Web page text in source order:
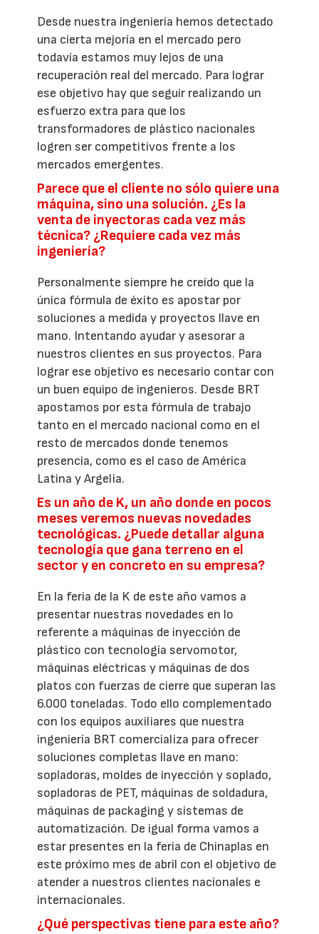
Desde nuestra ingeniería hemos detectado
una cierta mejoría en el mercado pero
todavía estamos muy lejos de una
recuperación real del mercado. Para lograr
ese objetivo hay que seguir realizando un
esfuerzo extra para que los
transformadores de plástico nacionales
logren ser competitivos frente a los
mercados emergentes.
Parece que el cliente no sólo quiere una
máquina, sino una solución. ¿Es la
venta de inyectoras cada vez más
técnica? ¿Requiere cada vez más
ingeniería?
Personalmente siempre he creído que la
única fórmula de éxito es apostar por
soluciones a medida y proyectos llave en
mano. Intentando ayudar y asesorar a
nuestros clientes en sus proyectos. Para
lograr ese objetivo es necesario contar con
un buen equipo de ingenieros. Desde BRT
apostamos por esta fórmula de trabajo
tanto en el mercado nacional como en el
resto de mercados donde tenemos
presencia, como es el caso de América
Latina y Argelia.
Es un año de K, un año donde en pocos
meses veremos nuevas novedades
tecnológicas. ¿Puede detallar alguna
tecnología que gana terreno en el
sector y en concreto en su empresa?
En la feria de la K de este año vamos a
presentar nuestras novedades en lo
referente a máquinas de inyección de
plástico con tecnología servomotor,
máquinas eléctricas y máquinas de dos
platos con fuerzas de cierre que superan las
6.000 toneladas. Todo ello complementado
con los equipos auxiliares que nuestra
ingeniería BRT comercializa para ofrecer
soluciones completas llave en mano:
sopladoras, moldes de inyección y soplado,
sopladoras de PET, máquinas de soldadura,
máquinas de packaging y sistemas de
automatización. De igual forma vamos a
estar presentes en la feria de Chinaplas en
este próximo mes de abril con el objetivo de
atender a nuestros clientes nacionales e
internacionales.
¿Qué perspectivas tiene para este año?